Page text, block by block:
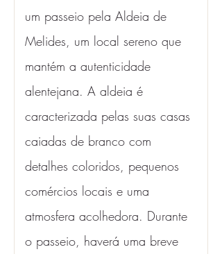
um passeio pela Aldeia de
Melides, um local sereno que
mantém a autenticidade
alentejana. A aldeia é
caracterizada pelas suas casas
caiadas de branco com
detalhes coloridos, pequenos
comércios locais e uma
atmosfera acolhedora. Durante
o passeio, haverá uma breve